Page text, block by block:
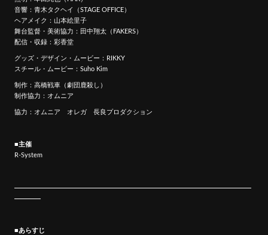
音響：青木タクヘイ（STAGE OFFICE）
ヘアメイク：山本絵里子
舞台監督・美術協力：田中翔太（FAKERS）
配信・収録：彩香堂
グッズ・デザイン・ムービー：RIKKY
スチール・ムービー：Suho Kim
制作：高橋戦車（劇団鹿殺し）
制作協力：オムニア
協力：オムニア オレガ 長良プロダクション
■主催
R-System
■あらすじ